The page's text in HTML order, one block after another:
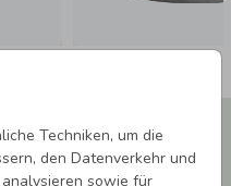
Techniken, um die
den Datenverkehr und
sowie für
5,00 € Rabatt**
an und bleibe auf dem